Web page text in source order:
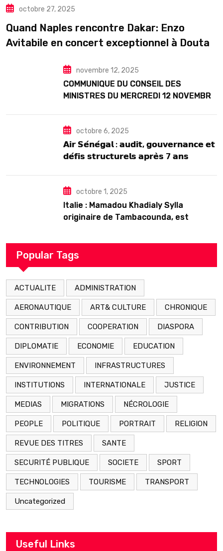
TOURISME
octobre 27, 2025
Quand Naples rencontre Dakar: Enzo
Avitabile en concert exceptionnel à Douta
novembre 12, 2025
COMMUNIQUE DU CONSEIL DES
MINISTRES DU MERCREDI 12 NOVEMBRE
octobre 6, 2025
𝗔𝗶𝗿 𝗦𝗲́𝗻𝗲́𝗴𝗮𝗹 : 𝗮𝘂𝗱𝗶𝘁, 𝗴𝗼𝘂𝘃𝗲𝗿𝗻𝗮𝗻𝗰𝗲 𝗲𝘁
𝗱𝗲́𝗳𝗶𝘀 𝘀𝘁𝗿𝘂𝗰𝘁𝘂𝗿𝗲𝗹𝘀 𝗮𝗽𝗿𝗲̀𝘀 7 𝗮𝗻𝘀
octobre 1, 2025
Italie : Mamadou Khadialy Sylla
originaire de Tambacounda, est
arrestation
Popular Tags
ACTUALITE ADMINISTRATION
AERONAUTIQUE ART& CULTURE CHRONIQUE
CONTRIBUTION COOPERATION DIASPORA
DIPLOMATIE ECONOMIE EDUCATION
ENVIRONNEMENT INFRASTRUCTURES
INSTITUTIONS INTERNATIONALE JUSTICE
MEDIAS MIGRATIONS NÉCROLOGIE
PEOPLE POLITIQUE PORTRAIT RELIGION
REVUE DES TITRES SANTE
SECURITÉ PUBLIQUE SOCIETE SPORT
TECHNOLOGIES TOURISME TRANSPORT
Uncategorized
Useful Links